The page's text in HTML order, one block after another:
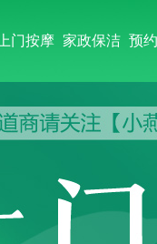
上门按摩 家政保洁 预